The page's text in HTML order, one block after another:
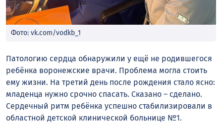
Фото: vk.com/vodkb_1
Патологию сердца обнаружили у ещё не родившегося
ребёнка воронежские врачи. Проблема могла стоить
ему жизни. На третий день после рождения стало ясно:
младенца нужно срочно спасать. Сказано – сделано.
Сердечный ритм ребёнка успешно стабилизировали в
областной детской клинической больнице №1.